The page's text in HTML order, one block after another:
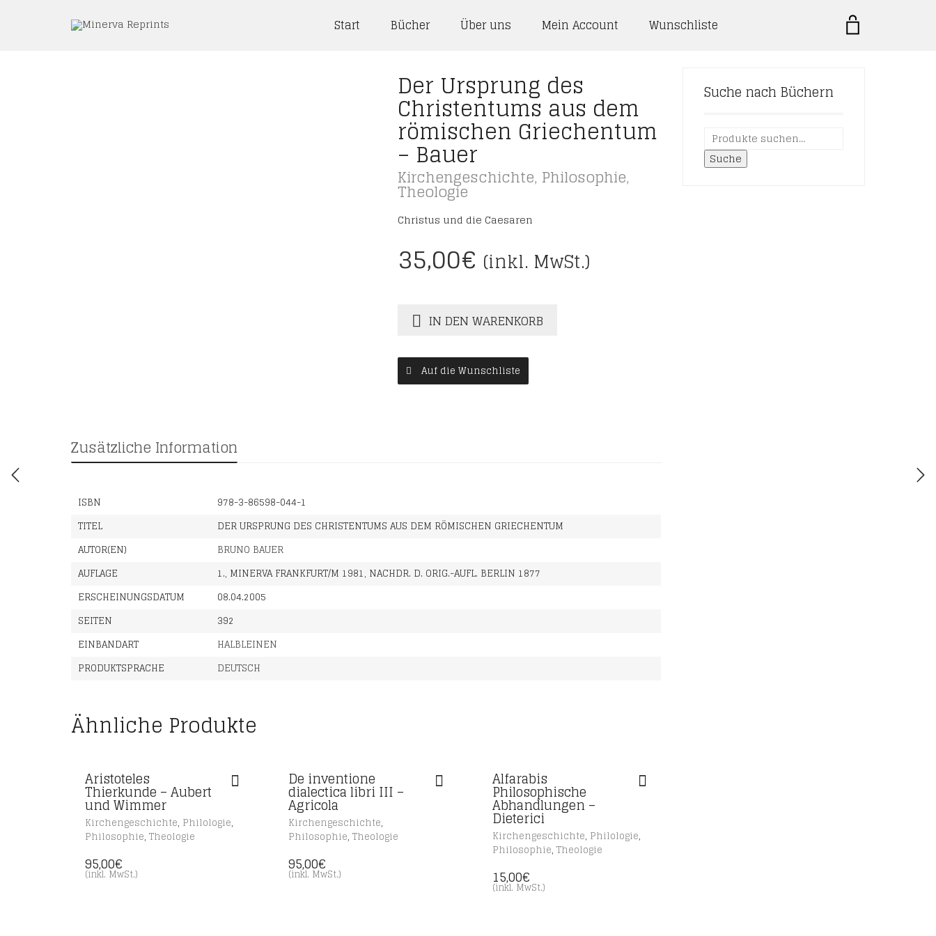
Start Bücher Über uns Mein Account Wunschliste
Der Ursprung des
Christentums aus dem
römischen Griechentum
– Bauer
Kirchengeschichte, Philosophie,
Theologie
Christus und die Caesaren
35,00€ (inkl. MwSt.)
IN DEN WARENKORB
Auf die Wunschliste
Zusätzliche Information
ISBN
978-3-86598-044-1
TITEL
DER URSPRUNG DES CHRISTENTUMS AUS DEM RÖMISCHEN GRIECHENTUM
AUTOR(EN)
BRUNO BAUER
AUFLAGE
1., MINERVA FRANKFURT/M 1981, NACHDR. D. ORIG.-AUFL. BERLIN 1877
ERSCHEINUNGSDATUM
08.04.2005
SEITEN
392
EINBANDART
HALBLEINEN
PRODUKTSPRACHE
DEUTSCH
Ähnliche Produkte
Aristoteles
Thierkunde – Aubert
und Wimmer
Kirchengeschichte, Philologie,
Philosophie, Theologie
95,00€
(inkl. MwSt.)
De inventione
dialectica libri III –
Agricola
Kirchengeschichte,
Philosophie,Theologie
95,00€
(inkl. MwSt.)
Alfarabis
Philosophische
Abhandlungen –
Dieterici
Kirchengeschichte, Philologie,
Philosophie, Theologie
15,00€
(inkl. MwSt.)
Suche nach Büchern
Suche